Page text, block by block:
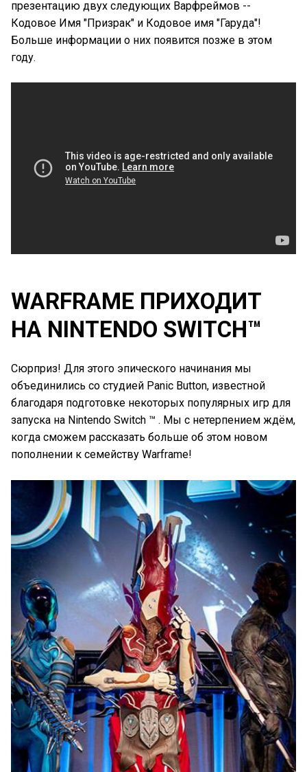
презентацию двух следующих Варфреймов --
Кодовое Имя "Призрак" и Кодовое имя "Гаруда"!
Больше информации о них появится позже в этом
году.
WARFRAME ПРИХОДИТ
НА NINTENDO SWITCH™
Сюрприз! Для этого эпического начинания мы
объединились со студией Panic Button, известной
благодаря подготовке некоторых популярных игр для
запуска на Nintendo Switch ™ . Мы с нетерпением ждём,
когда сможем рассказать больше об этом новом
пополнении к семейству Warframe!